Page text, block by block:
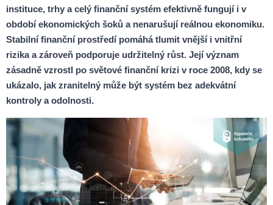
instituce, trhy a celý finanční systém efektivně fungují i v
období ekonomických šoků a nenarušují reálnou ekonomiku.
Stabilní finanční prostředí pomáhá tlumit vnější i vnitřní
rizika a zároveň podporuje udržitelný růst. Její význam
zásadně vzrostl po světové finanční krizi v roce 2008, kdy se
ukázalo, jak zranitelný může být systém bez adekvátní
kontroly a odolnosti.